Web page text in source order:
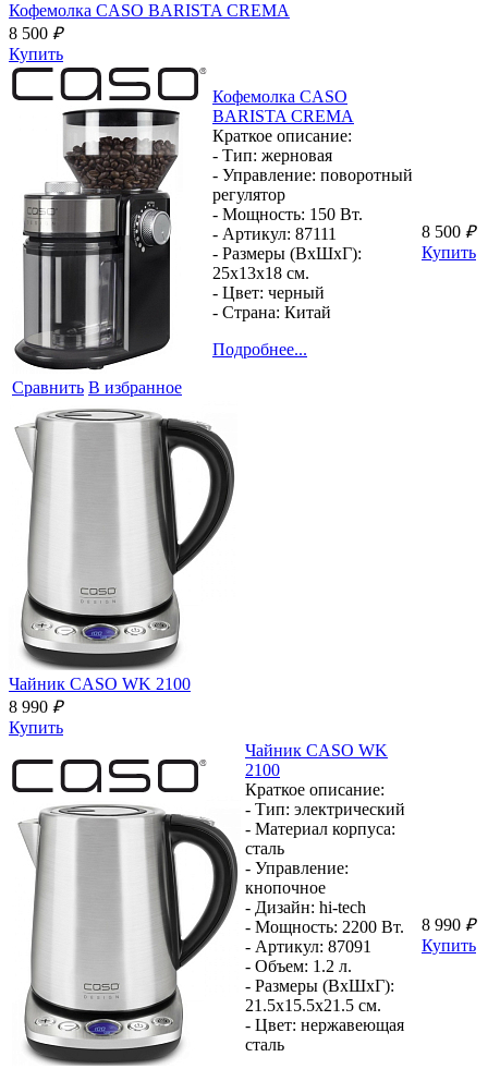
Кофемолка CASO BARISTA CREMA
8 500 ₽
Купить
Сравнить В избранное
Кофемолка CASO
BARISTA CREMA
Краткое описание:
- Тип: жерновая
- Управление: поворотный
регулятор
- Мощность: 150 Вт.
- Артикул: 87111
- Размеры (ВхШхГ):
25x13x18 см.
- Цвет: черный
- Страна: Китай
Подробнее...
8 500 ₽
Купить
Чайник CASO WK 2100
8 990 ₽
Купить
Чайник CASO WK
2100
Краткое описание:
- Тип: электрический
- Материал корпуса:
сталь
- Управление:
кнопочное
- Дизайн: hi-tech
- Мощность: 2200 Вт.
- Артикул: 87091
- Объем: 1.2 л.
- Размеры (ВхШхГ):
21.5x15.5x21.5 см.
- Цвет: нержавеющая
сталь
8 990 ₽
Купить